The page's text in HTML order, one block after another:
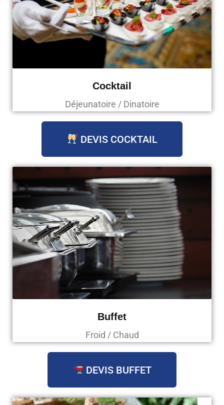
Cocktail
Déjeunatoire / Dinatoire
DEVIS COCKTAIL
Buffet
Froid / Chaud
DEVIS BUFFET